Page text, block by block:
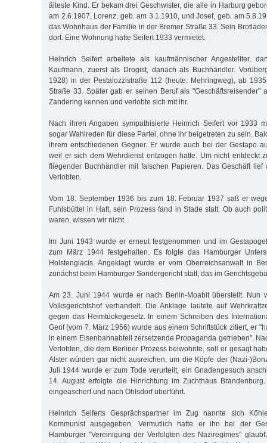
älteste Kind. Er bekam drei Geschwister, die alle in Harburg
am 2.6.1907, Lorenz, geb. am 3.1.1910, und Josef, geb. am
das Wohnhaus der Familie in der Bremer Straße 33. Sein
dort. Eine Wohnung hatte Seifert 1933 vermietet.
Heinrich Seifert arbeitete als kaufmännischer Angestellter,
Kaufmann, zuerst als Drogist, danach als Buchhändler.
1928) in der Pestalozzistraße 112 (heute: Mehringweg), ab
Straße 33. Später gab er seinen Beruf als "Geschäftsreisender"
Zandering kennen und verlobte sich mit ihr.
Nach ihren Angaben sympathisierte Heinrich Seifert vor 1933
sogar Wahlreden für diese Partei, ohne ihr beigetreten zu sein.
ihrem entschiedenen Gegner. Er wurde auch bei der Gestapo
weil er sich dem Wehrdienst entzogen hatte. Um nicht entdeckt
fliegender Buchhändler mit falschen Papieren. Das Geschäft
Verlobten.
Vom 18. September 1936 bis zum 18. Februar 1937 saß er
Fuhlsbüttel in Haft, sein Prozess fand in Stade statt. Ob auch
waren, wissen wir nicht.
Im Juni 1943 wurde er erneut festgenommen und im
zum März 1944 festgehalten. Es folgte das Hamburger
Holstenglacis. Angeklagt wurde er vom Oberreichsanwalt in
zunächst beim Hamburger Sondergericht statt, das im
Am 23. Juni 1944 wurde er nach Berlin-Moabit überstellt. Nun
Volksgerichtshof verhandelt. Die Anklage lautete auf
gegen das Heimtückegesetz. In einem Schreiben des
Genf (vom 7. März 1956) wurde aus einem Schriftstück zitiert, er
in einem Eisenbahnabteil zersetzende Propaganda getrieben".
Verlobten, die dem Berliner Prozess beiwohnte, soll er gesagt
Alster würden gar nicht ausreichen, um die Köpfe der (Nazi-
Juli 1944 wurde er zum Tode verurteilt, ein Gnadengesuch
14. August erfolgte die Hinrichtung im Zuchthaus
eingeäschert und nach Ohlsdorf überführt.
Heinrich Seiferts Gesprächspartner im Zug nannte sich
Kommunist ausgegeben. Vermutlich hatte er ihn bei der
Hamburger "Vereinigung der Verfolgten des Naziregimes"